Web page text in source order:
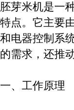
胚芽米机是一
特点。它主要
和电器控制系
的需求，还推
一、工作原理